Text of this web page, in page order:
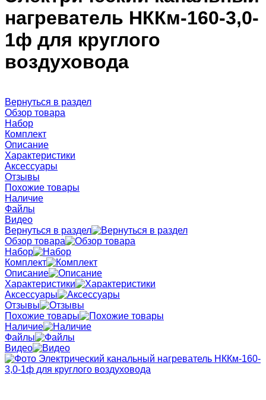
нагреватель НККм-160-3,0-
1ф для круглого
воздуховода
Вернуться в раздел
Обзор товара
Набор
Комплект
Описание
Характеристики
Аксессуары
Отзывы
Похожие товары
Наличие
Файлы
Видео
Вернуться в раздел
Обзор товара
Набор
Комплект
Описание
Характеристики
Аксессуары
Отзывы
Похожие товары
Наличие
Файлы
Видео